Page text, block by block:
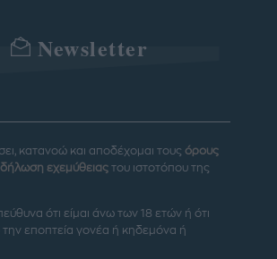
Newsletter
κατανοώ και αποδέχομαι τους όρους
δήλωση εχεμύθειας του ιστοτόπου της
ότι είμαι άνω των 18 ετών ή ότι
την εποπτεία γονέα ή κηδεμόνα ή